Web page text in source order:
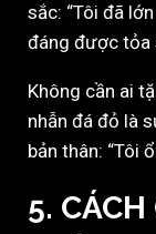
sắc: “Tôi đã
đáng được tỏa
Không cần ai
nhẫn đá đỏ là
bản thân: “Tôi
5.